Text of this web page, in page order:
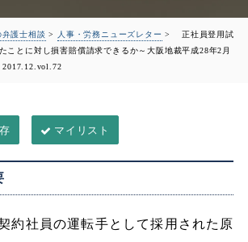
護士相談 > 人事・労務ニューズレター >
正社員登用試
ことに対し損害賠償請求できるか～大阪地裁平成28年2月
2017.12.vol.72
マイリスト
約社員の運転手として採用された原